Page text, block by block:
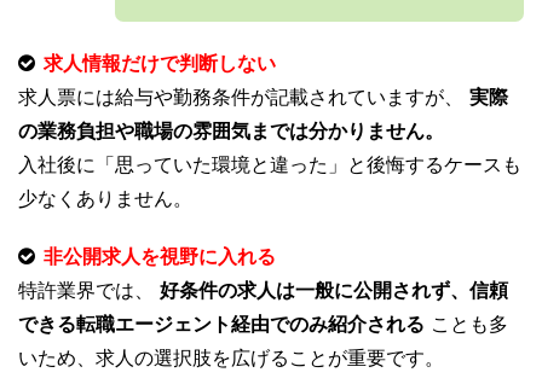
求人情報だけで判断しない
求人票には給与や勤務条件が記載されていますが、 実際
の業務負担や職場の雰囲気までは分かりません。
入社後に「思っていた環境と違った」と後悔するケースも
少なくありません。
非公開求人を視野に入れる
特許業界では、 好条件の求人は一般に公開されず、信頼
できる転職エージェント経由でのみ紹介される ことも多
いため、求人の選択肢を広げることが重要です。